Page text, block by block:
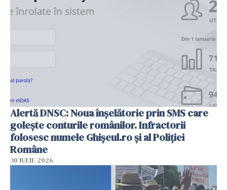
Alertă DNSC: Noua înșelătorie prin SMS care
golește conturile românilor. Infractorii
folosesc numele Ghișeul.ro și al Poliției
Române
30 IULIE 2026